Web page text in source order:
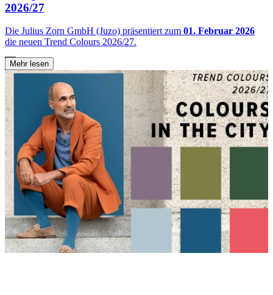
2026/27
Die Julius Zorn GmbH (Juzo) präsentiert zum 01. Februar 2026
die neuen Trend Colours 2026/27.
Mehr lesen